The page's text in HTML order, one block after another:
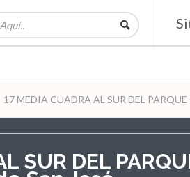
17 MEDIA CUADRA AL SUR DEL
SUR DEL